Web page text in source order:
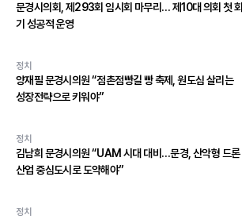
문경시의회, 제293회 임시회 마무리… 제10대 의회 첫 회
기 성공적 운영
정치
양재필 문경시의원 “점촌점빵길 빵 축제, 원도심 살리는
성장전략으로 키워야”
정치
김남희 문경시의원 “UAM 시대 대비…문경, 산악형 드론
산업 중심도시로 도약해야”
정치